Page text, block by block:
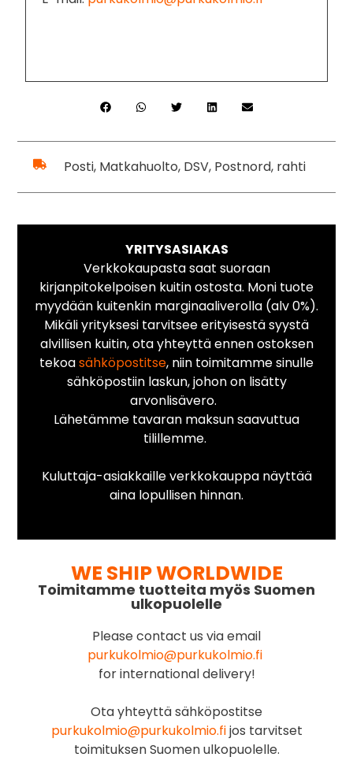
Posti, Matkahuolto, DSV, Postnord, rahti
YRITYSASIAKAS
Verkkokaupasta saat suoraan
kirjanpitokelpoisen kuitin ostosta. Moni tuote
myydään kuitenkin marginaaliverolla (alv 0%).
Mikäli yrityksesi tarvitsee erityisestä syystä
alvillisen kuitin, ota yhteyttä ennen ostoksen
tekoasähköpostitse, niin toimitamme sinulle
sähköpostiin laskun, johon on lisätty
arvonlisävero.
Lähetämme tavaran maksun saavuttua
tilillemme.
Kuluttaja-asiakkaille verkkokauppa näyttää
aina lopullisen hinnan.
WE SHIP WORLDWIDE
Toimitamme tuotteita myös Suomen
ulkopuolelle
Please contact us via email
purkukolmio@purkukolmio.fi
for international delivery!
Ota yhteyttä sähköpostitse
purkukolmio@purkukolmio.fijos tarvitset
toimituksen Suomen ulkopuolelle.